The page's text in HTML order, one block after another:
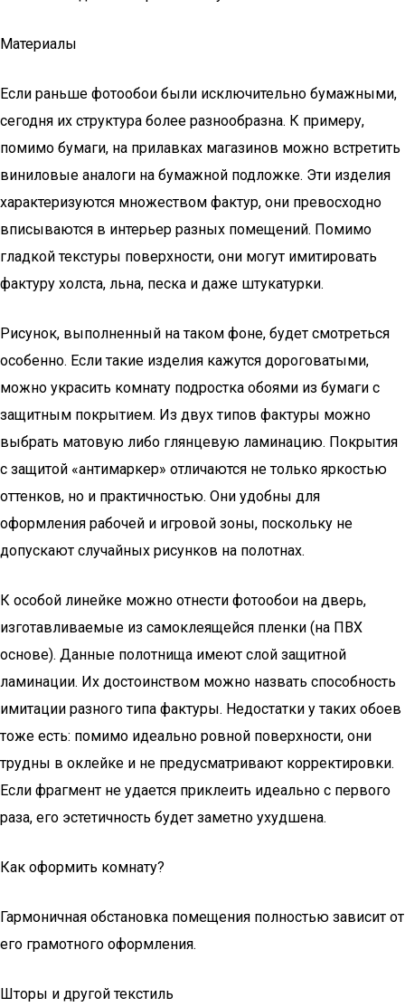
Материалы
Если раньше фотообои были исключительно бумажными,
сегодня их структура более разнообразна. К примеру,
помимо бумаги, на прилавках магазинов можно встретить
виниловые аналоги на бумажной подложке. Эти изделия
характеризуются множеством фактур, они превосходно
вписываются в интерьер разных помещений. Помимо
гладкой текстуры поверхности, они могут имитировать
фактуру холста, льна, песка и даже штукатурки.
Рисунок, выполненный на таком фоне, будет смотреться
особенно. Если такие изделия кажутся дороговатыми,
можно украсить комнату подростка обоями из бумаги с
защитным покрытием. Из двух типов фактуры можно
выбрать матовую либо глянцевую ламинацию. Покрытия
с защитой «антимаркер» отличаются не только яркостью
оттенков, но и практичностью. Они удобны для
оформления рабочей и игровой зоны, поскольку не
допускают случайных рисунков на полотнах.
К особой линейке можно отнести фотообои на дверь,
изготавливаемые из самоклеящейся пленки (на ПВХ
основе). Данные полотнища имеют слой защитной
ламинации. Их достоинством можно назвать способность
имитации разного типа фактуры. Недостатки у таких обоев
тоже есть: помимо идеально ровной поверхности, они
трудны в оклейке и не предусматривают корректировки.
Если фрагмент не удается приклеить идеально с первого
раза, его эстетичность будет заметно ухудшена.
Как оформить комнату?
Гармоничная обстановка помещения полностью зависит от
его грамотного оформления.
Шторы и другой текстиль